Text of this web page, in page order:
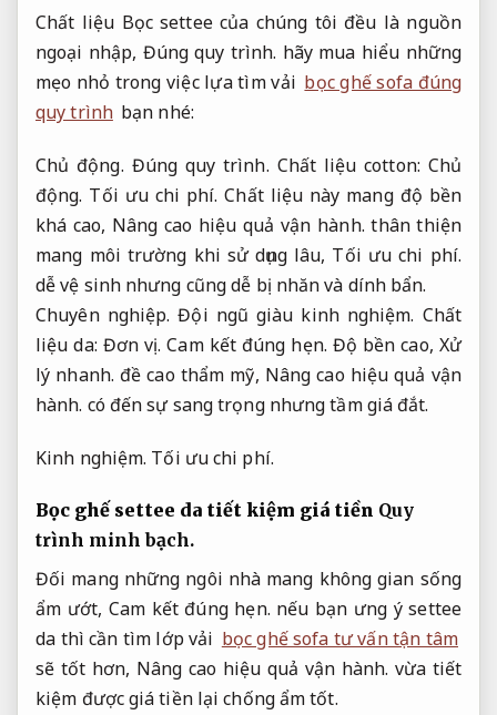
Chất liệu Bọc settee của chúng tôi đều là nguồn
ngoại nhập, Đúng quy trình. hãy mua hiểu những
mẹo nhỏ trong việc lựa tìm vải bọc ghế sofa đúng
quy trình bạn nhé:
Chủ động. Đúng quy trình. Chất liệu cotton: Chủ
động. Tối ưu chi phí. Chất liệu này mang độ bền
khá cao, Nâng cao hiệu quả vận hành. thân thiện
mang môi trường khi sử dụng lâu, Tối ưu chi phí.
dễ vệ sinh nhưng cũng dễ bị nhăn và dính bẩn.
Chuyên nghiệp. Đội ngũ giàu kinh nghiệm. Chất
liệu da: Đơn vị. Cam kết đúng hẹn. Độ bền cao, Xử
lý nhanh. đề cao thẩm mỹ, Nâng cao hiệu quả vận
hành. có đến sự sang trọng nhưng tầm giá đắt.
Kinh nghiệm. Tối ưu chi phí.
Bọc ghế settee da tiết kiệm giá tiền Quy
trình minh bạch.
Đối mang những ngôi nhà mang không gian sống
ẩm ướt, Cam kết đúng hẹn. nếu bạn ưng ý settee
da thì cần tìm lớp vải bọc ghế sofa tư vấn tận tâm
sẽ tốt hơn, Nâng cao hiệu quả vận hành. vừa tiết
kiệm được giá tiền lại chống ẩm tốt.